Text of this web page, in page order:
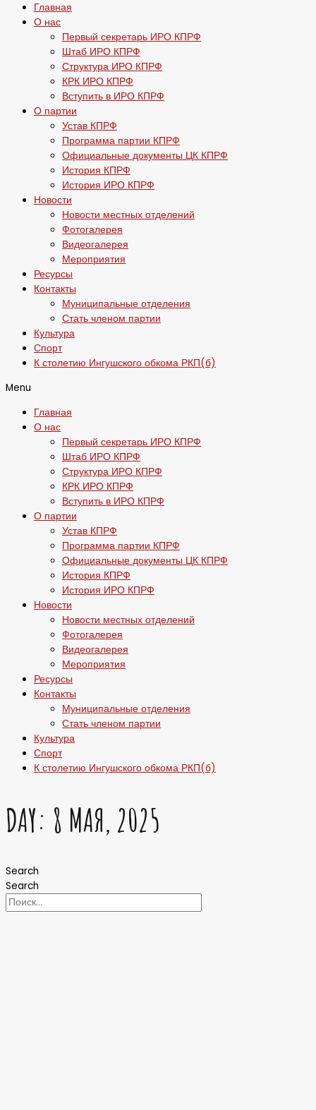
Главная
О нас
Первый секретарь ИРО КПРФ
Штаб ИРО КПРФ
Структура ИРО КПРФ
КРК ИРО КПРФ
Вступить в ИРО КПРФ
О партии
Устав КПРФ
Программа партии КПРФ
Официальные документы ЦК КПРФ
История КПРФ
История ИРО КПРФ
Новости
Новости местных отделений
Фотогалерея
Видеогалерея
Мероприятия
Ресурсы
Контакты
Муниципальные отделения
Стать членом партии
Культура
Спорт
К столетию Ингушского обкома РКП(б)
Menu
Главная
О нас
Первый секретарь ИРО КПРФ
Штаб ИРО КПРФ
Структура ИРО КПРФ
КРК ИРО КПРФ
Вступить в ИРО КПРФ
О партии
Устав КПРФ
Программа партии КПРФ
Официальные документы ЦК КПРФ
История КПРФ
История ИРО КПРФ
Новости
Новости местных отделений
Фотогалерея
Видеогалерея
Мероприятия
Ресурсы
Контакты
Муниципальные отделения
Стать членом партии
Культура
Спорт
К столетию Ингушского обкома РКП(б)
DAY: 8 МАЯ, 2025
Search
Search